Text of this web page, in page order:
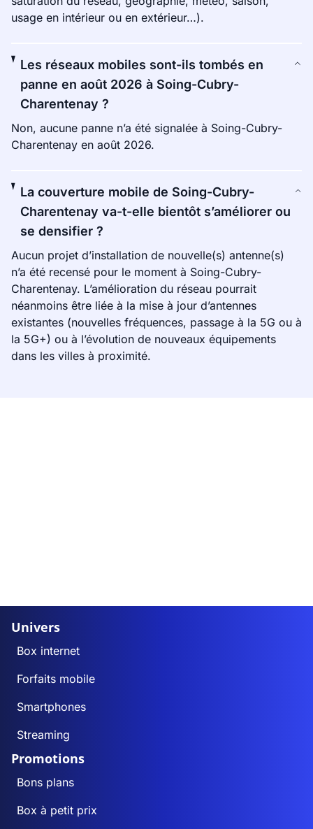
usage en intérieur ou en extérieur…).
Les réseaux mobiles sont-ils tombés en
panne en août 2026 à Soing-Cubry-
Charentenay ?
Non, aucune panne n’a été signalée à Soing-Cubry-
Charentenay en août 2026.
La couverture mobile de Soing-Cubry-
Charentenay va-t-elle bientôt s’améliorer ou
se densifier ?
Aucun projet d’installation de nouvelle(s) antenne(s)
n’a été recensé pour le moment à Soing-Cubry-
Charentenay. L’amélioration du réseau pourrait
néanmoins être liée à la mise à jour d’antennes
existantes (nouvelles fréquences, passage à la 5G ou à
la 5G+) ou à l’évolution de nouveaux équipements
dans les villes à proximité.
Univers
Box internet
Forfaits mobile
Smartphones
Streaming
Promotions
Bons plans
Box à petit prix